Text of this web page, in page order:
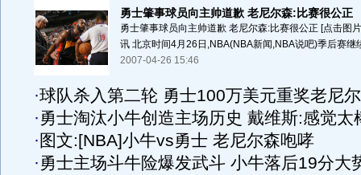
勇士肇事球员向主帅道歉 老尼尔森:比赛很公正
勇士肇事球员向主帅道歉 老尼尔森:比赛很公正 [点击图
讯 北京时间4月26日,NBA(NBA新闻,NBA说吧)季后赛继
2007-04-26 15:46
·球队杀入第二轮 勇士100万美元重奖老尼
·勇士淘汰小牛创造主场历史 戴维斯:感觉太
· 图文:[NBA]小牛vs勇士 老尼尔森咆哮
·勇士主场斗牛险爆发武斗 小牛落后19分大